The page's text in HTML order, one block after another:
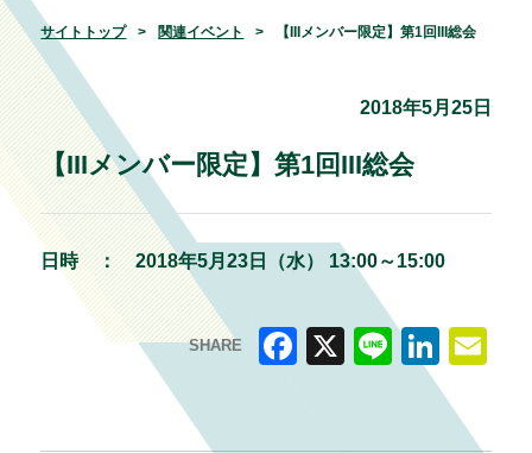
サイトトップ 関連イベント 【IIIメンバー限定】第1回III総会
2018年5月25日
【IIIメンバー限定】第1回III総会
日時 ： 2018年5月23日（水） 13:00～15:00
SHARE
Li
m